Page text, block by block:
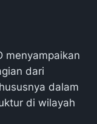
menyampaikan
dari
dalam
di wilayah